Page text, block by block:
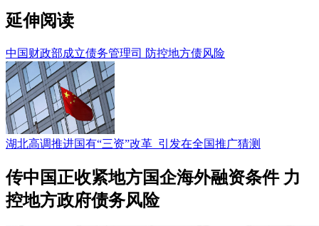
延伸阅读
中国财政部成立债务管理司 防控地方债风险
湖北高调推进国有“三资”改革 引发在全国推广猜测
传中国正收紧地方国企海外融资条件 力
控地方政府债务风险